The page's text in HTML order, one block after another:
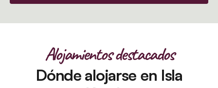
Alojamientos destacados
Dónde alojarse en Isla